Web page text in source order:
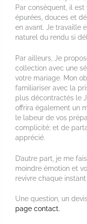
Par conséquent, il
épurées, douces et
en avant. Je travaille
naturel du rendu si
Par ailleurs, Je
collection avec une
votre mariage. Mon
familiariser avec la
plus décontractés le
offrira également un
le labeur de vos
complicité; et de
apprécié.
D’autre part, je me
moindre émotion et
revivre chaque
Une question, un
page contact.